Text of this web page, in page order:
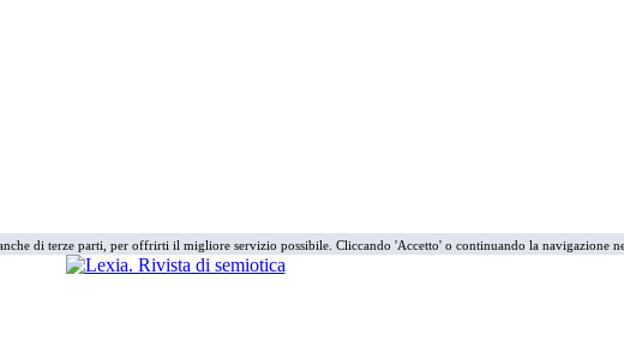
di terze parti, per offrirti il migliore servizio possibile. Cliccando 'Accetto' o continuando la navigazione